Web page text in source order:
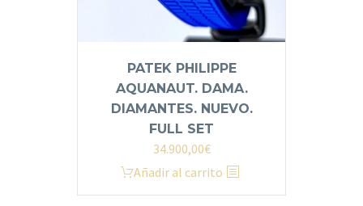
PATEK PHILIPPE
AQUANAUT. DAMA.
DIAMANTES. NUEVO.
FULL SET
34.900,00€
Añadir al carrito